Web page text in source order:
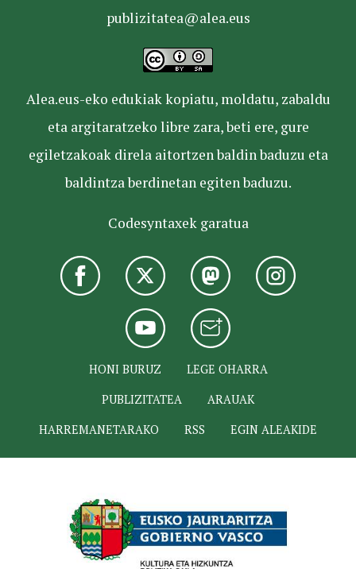
publizitatea@alea.eus
Alea.eus-eko edukiak kopiatu, moldatu, zabaldu
eta argitaratzeko libre zara, beti ere, gure
egiletzakoak direla aitortzen baldin baduzu eta
baldintza berdinetan egiten baduzu.
Codesyntaxek garatua
HONI BURUZ
LEGE OHARRA
PUBLIZITATEA
ARAUAK
HARREMANETARAKO
RSS EGIN ALEAKIDE